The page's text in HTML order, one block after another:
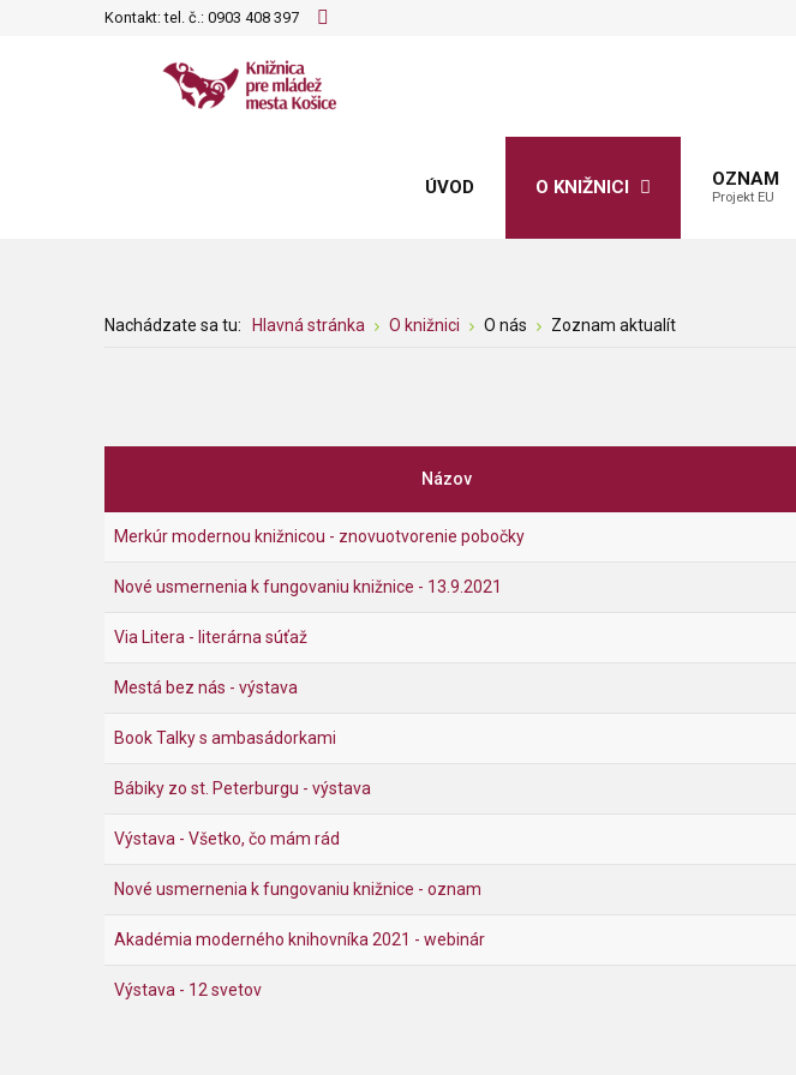
Kontakt: tel. č.: 0903 408 397
ÚVOD O KNIŽNICI OZNAM
Projekt EU
Nachádzate sa tu: Hlavná stránka O knižnici O nás Zoznam aktualít
Názov
Merkúr modernou knižnicou - znovuotvorenie pobočky
Nové usmernenia k fungovaniu knižnice - 13.9.2021
Via Litera - literárna súťaž
Mestá bez nás - výstava
Book Talky s ambasádorkami
Bábiky zo st. Peterburgu - výstava
Výstava - Všetko, čo mám rád
Nové usmernenia k fungovaniu knižnice - oznam
Akadémia moderného knihovníka 2021 - webinár
Výstava - 12 svetov